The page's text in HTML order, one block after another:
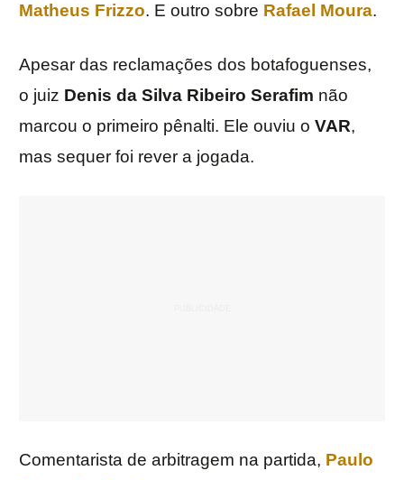
Matheus Frizzo. E outro sobre Rafael Moura.
Apesar das reclamações dos botafoguenses,
o juiz Denis da Silva Ribeiro Serafim não
marcou o primeiro pênalti. Ele ouviu o VAR,
mas sequer foi rever a jogada.
Comentarista de arbitragem na partida, Paulo